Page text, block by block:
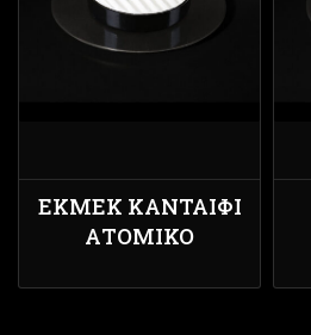
ΕΚΜΈΚ ΚΑΝΤΑΊΦΙ
ΑΤΟΜΙΚΌ